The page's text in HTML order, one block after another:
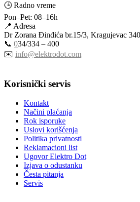
🕒 Radno vreme
Pon–Pet: 08–16h
📍 Adresa
Dr Zorana Đinđića br.15/3, Kragujevac
📞 034/334 – 400
✉️ info@elektrodot.com
Korisnički servis
Kontakt
Načini plaćanja
Rok isporuke
Uslovi korišćenja
Politika privatnosti
Reklamacioni list
Ugovor Elektro Dot
Izjava o odustanku
Česta pitanja
Servis